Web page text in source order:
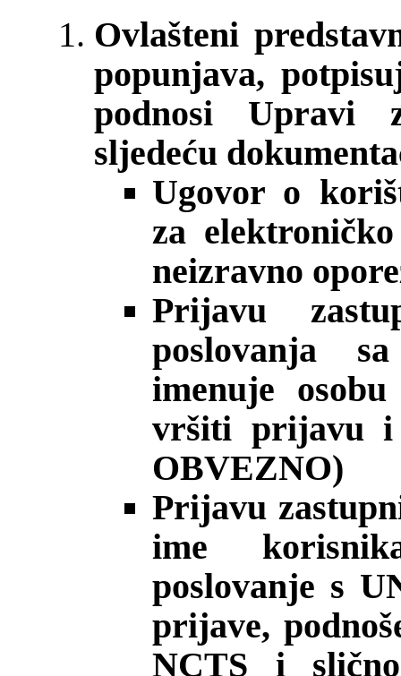
Ovlašteni
popunjava,
podnosi Upravi
sljedeću
Ugovor o
za
neizravno
Prijavu
poslovanja
imenuje
vršiti prijavu i
OBVEZNO)
Prijavu
ime
poslovanje s
prijave,
NCTS i